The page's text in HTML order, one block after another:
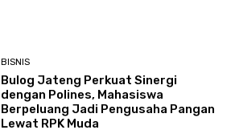
BISNIS
Bulog Jateng Perkuat Sinergi
dengan Polines, Mahasiswa
Berpeluang Jadi Pengusaha Pangan
Lewat RPK Muda